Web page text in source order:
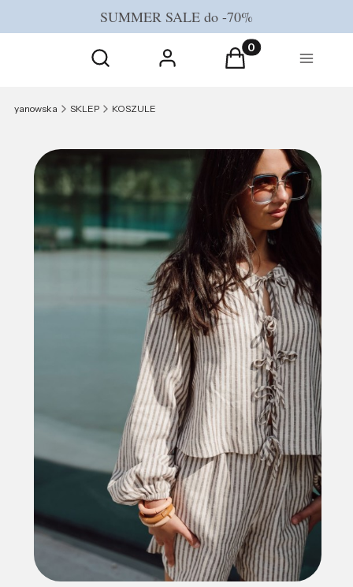
SUMMER SALE do -70%
Otwórz wyszukiwarkę
Szukaj Zaloguj się Produkty w
Koszyk Menu
yanowska SKLEP KOSZULE